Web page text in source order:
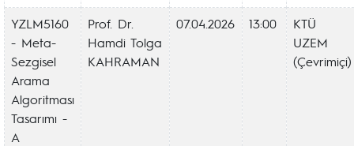
YZLM5160
- Meta-
Sezgisel
Arama
Algoritması
Tasarımı -
A
Prof. Dr.
Hamdi Tolga
KAHRAMAN
07.04.2026 13:00
KTÜ
UZEM
(Çevrimiçi)